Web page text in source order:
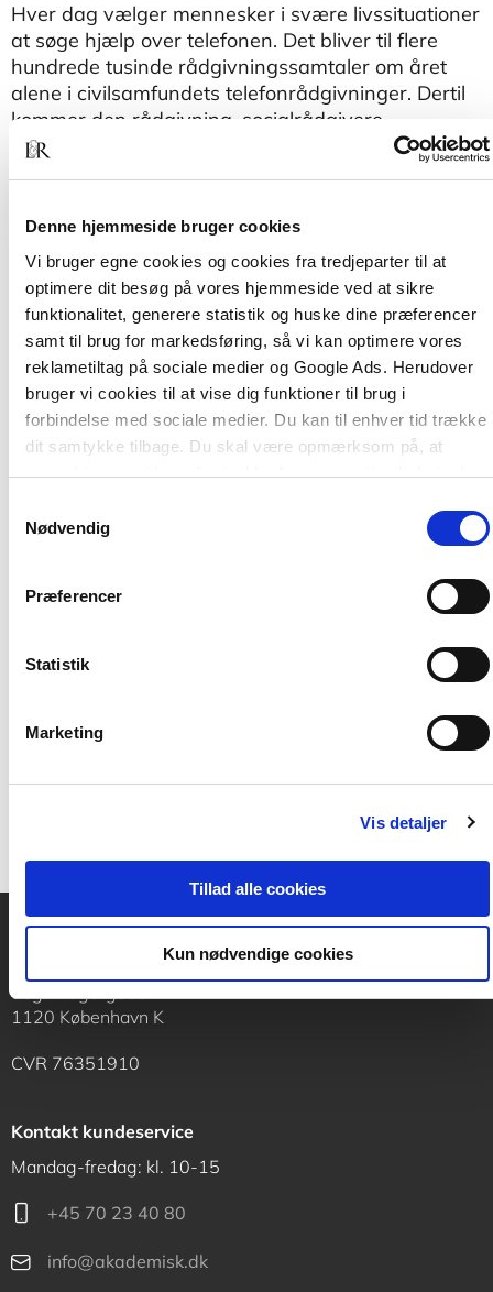
Denne hjemmeside bruger cookies
Vi bruger egne cookies og cookies fra tredjeparter til at
optimere dit besøg på vores hjemmeside ved at sikre
funktionalitet, generere statistik og huske dine præferencer
samt til brug for markedsføring, så vi kan optimere vores
reklametiltag på sociale medier og Google Ads. Herudover
bruger vi cookies til at vise dig funktioner til brug i
forbindelse med sociale medier. Du kan til enhver tid trække
dit samtykke tilbage. Du skal være opmærksom på, at
vores hjemmeside muligvis ikke fungerer optimalt, hvis du
Nødvendig
Præferencer
Statistik
Marketing
Vis detaljer
Tillad alle cookies
Kun nødvendige cookies
Hver dag vælger mennesker i svære livssituationer
at søge hjælp over telefonen. Det bliver til flere
hundrede tusinde rådgivningssamtaler om året
alene i civilsamfundets telefonrådgivninger. Dertil
kommer den rådgivning, socialrådgivere,
socialpædagoger, sygeplejersker,
del af deres arbejde. Alligevel er der skrevet
forsvindende lidt om denne særlige
rådgivningsform i forhold til fysisk rådgivning.
Telefonen som redskab har sine helt egne fordele
og muligheder. Samtidig stiller den nogle specifikke
krav til rådgiverne. Denne bog giver
telefonrådgivere og organisationer, der tilbyder
telefonrådgivning, solid indsigt i de tematikker og
metoder, man skal kende til for at kunne levere
god rådgivning over telefonen.
RådgivningsDanmark og Mødrehjælpen har
kvaliteten og fagligheden i telefonrådgivning.
rådgivere samt på alle arbejdspladser, der tilbyder
Vognmagergade 11
1120 København K
CVR 76351910
Kontakt kundeservice
Mandag-fredag: kl. 10-15
+45 70 23 40 80
info@akademisk.dk